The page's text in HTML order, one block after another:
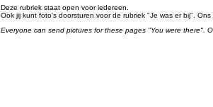
Deze rubriek staat open voor iedereen.
Ook jij kunt foto's doorsturen voor de rubriek "Je was er bij".
Everyone can send pictures for these pages "You were there".